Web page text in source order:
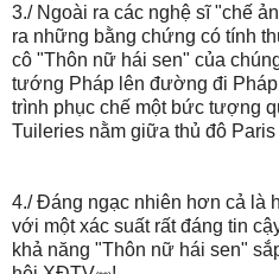
3./ Ngoài ra các nghệ sĩ "chế
ra những bằng chứng có tính
cô "Thôn nữ hái sen" của
tướng Pháp lên đường đi
trình phục chế một bức tượng
Tuileries nằm giữa thủ đô
4./ Đáng ngạc nhiên hơn cả là
với một xác suất rất đáng tin
khả năng "Thôn nữ hái sen"